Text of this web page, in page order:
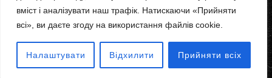
вміст і аналізувати наш трафік. Натискаючи «Прийняти
всі», ви даєте згоду на використання файлів cookie.
Налаштувати Відхилити Прийняти всіх
вул Вернадського 22